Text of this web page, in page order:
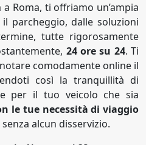
Roma, ti offriamo un’ampia
parcheggio, dalle soluzioni
tutte rigorosamente
24 ore su 24. Ti
comodamente online il
così la tranquillità di
per il tuo veicolo che sia
le tue necessità di viaggio
alcun disservizio.